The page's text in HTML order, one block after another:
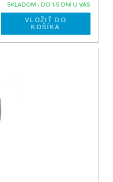
SKLADOM - DO 1-5 DNÍ U VÁS